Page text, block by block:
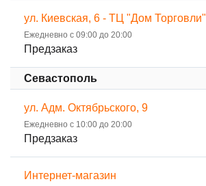
ул. Киевская, 6 - ТЦ "Дом Торговли"
Ежедневно с 09:00 до 20:00
Предзаказ
Севастополь
ул. Адм. Октябрьского, 9
Ежедневно с 10:00 до 20:00
Предзаказ
Интернет-магазин